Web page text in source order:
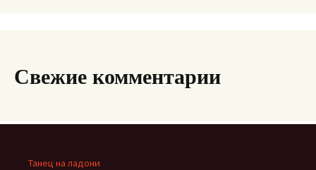
Свежие комментарии
Танец на ладони